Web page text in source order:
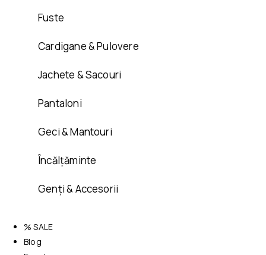
Fuste
Cardigane & Pulovere
Jachete & Sacouri
Pantaloni
Geci & Mantouri
Încălțăminte
Genți & Accesorii
% SALE
Blog